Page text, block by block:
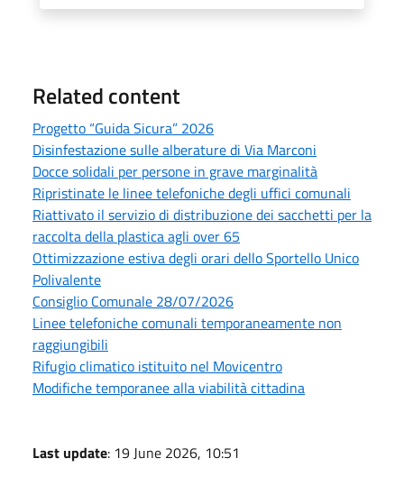
Related content
Progetto “Guida Sicura” 2026
Disinfestazione sulle alberature di Via Marconi
Docce solidali per persone in grave marginalità
Ripristinate le linee telefoniche degli uffici comunali
Riattivato il servizio di distribuzione dei sacchetti per la
raccolta della plastica agli over 65
Ottimizzazione estiva degli orari dello Sportello Unico
Polivalente
Consiglio Comunale 28/07/2026
Linee telefoniche comunali temporaneamente non
raggiungibili
Rifugio climatico istituito nel Movicentro
Modifiche temporanee alla viabilità cittadina
Last update: 19 June 2026, 10:51